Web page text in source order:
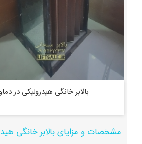
بالابر خانگی هیدرولیکی در
مشخصات و مزایای بالابر خانگی